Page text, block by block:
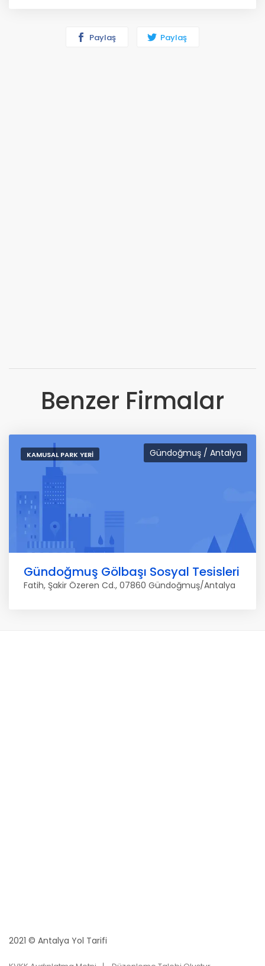
Paylaş Paylaş
Benzer Firmalar
Gündoğmuş / Antalya
KAMUSAL PARK YERI
Gündoğmuş Gölbaşı Sosyal Tesisleri
Fatih, Şakir Özeren Cd., 07860 Gündoğmuş/Antalya
2021 © Antalya Yol Tarifi